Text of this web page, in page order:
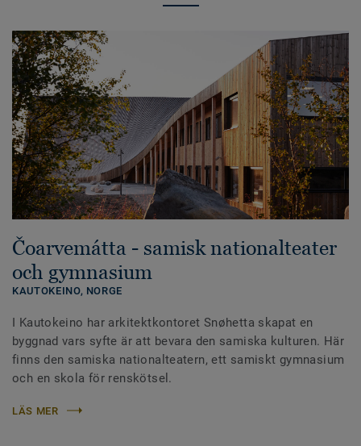
Čoarvemátta - samisk nationalteater
och gymnasium
KAUTOKEINO, NORGE
I Kautokeino har arkitektkontoret Snøhetta skapat en
byggnad vars syfte är att bevara den samiska kulturen. Här
finns den samiska nationalteatern, ett samiskt gymnasium
och en skola för renskötsel.
LÄS MER